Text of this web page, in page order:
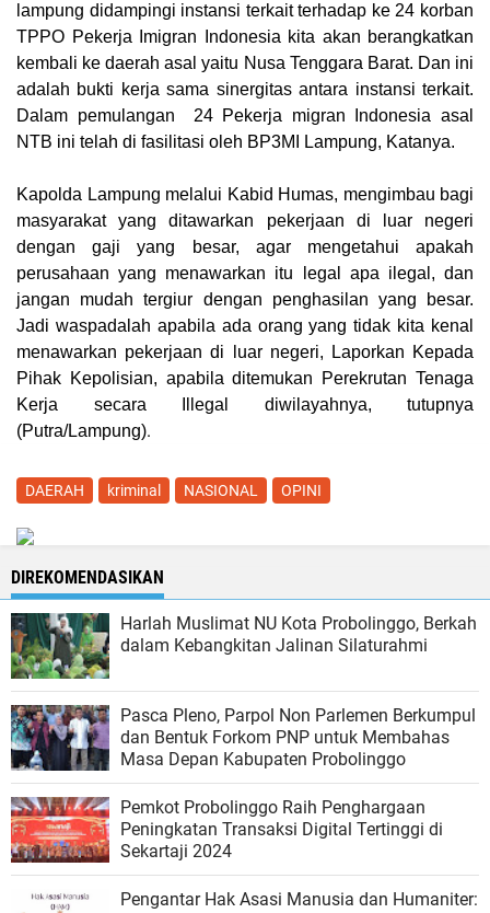
lampung didampingi instansi terkait terhadap ke 24 korban
TPPO Pekerja Imigran Indonesia kita akan berangkatkan
kembali ke daerah asal yaitu Nusa Tenggara Barat. Dan ini
adalah bukti kerja sama sinergitas antara instansi terkait.
Dalam pemulangan 24 Pekerja migran Indonesia asal
NTB ini telah di fasilitasi oleh BP3MI Lampung, Katanya.
Kapolda Lampung melalui Kabid Humas, mengimbau bagi
masyarakat yang ditawarkan pekerjaan di luar negeri
dengan gaji yang besar, agar mengetahui apakah
perusahaan yang menawarkan itu legal apa ilegal, dan
jangan mudah tergiur dengan penghasilan yang besar.
Jadi waspadalah apabila ada orang yang tidak kita kenal
menawarkan pekerjaan di luar negeri, Laporkan Kepada
Pihak Kepolisian, apabila ditemukan Perekrutan Tenaga
Kerja secara Illegal diwilayahnya, tutupnya
(Putra/Lampung).
DAERAH kriminal NASIONAL OPINI
DIREKOMENDASIKAN
Harlah Muslimat NU Kota Probolinggo, Berkah
dalam Kebangkitan Jalinan Silaturahmi
Pasca Pleno, Parpol Non Parlemen Berkumpul
dan Bentuk Forkom PNP untuk Membahas
Masa Depan Kabupaten Probolinggo
Pemkot Probolinggo Raih Penghargaan
Peningkatan Transaksi Digital Tertinggi di
Sekartaji 2024
Pengantar Hak Asasi Manusia dan Humaniter: